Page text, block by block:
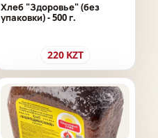
Хлеб "Здоровье" (без
упаковки) - 500 г.
220 KZT